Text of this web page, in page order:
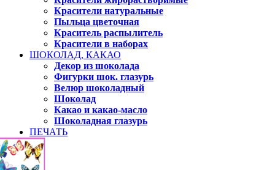
Красители натуральные
Пыльца цветочная
Краситель распылитель
Красители в наборах
ШОКОЛАД, КАКАО
Декор из шоколада
Фигурки шок. глазурь
Велюр шоколадный
Шоколад
Какао и какао-масло
Шоколадная глазурь
ПЕЧАТЬ